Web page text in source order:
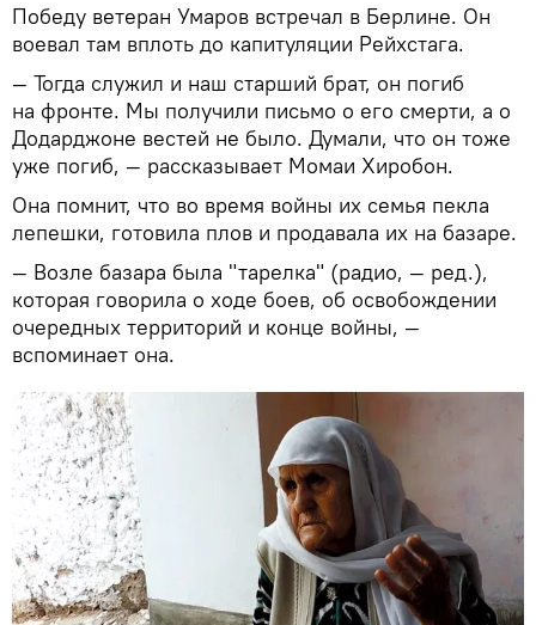
Победу ветеран Умаров встречал в Берлине. Он
воевал там вплоть до капитуляции Рейхстага.
— Тогда служил и наш старший брат, он погиб
на фронте. Мы получили письмо о его смерти, а о
Додарджоне вестей не было. Думали, что он тоже
уже погиб, — рассказывает Момаи Хиробон.
Она помнит, что во время войны их семья пекла
лепешки, готовила плов и продавала их на базаре.
— Возле базара была "тарелка" (радио, — ред.),
которая говорила о ходе боев, об освобождении
очередных территорий и конце войны, —
вспоминает она.